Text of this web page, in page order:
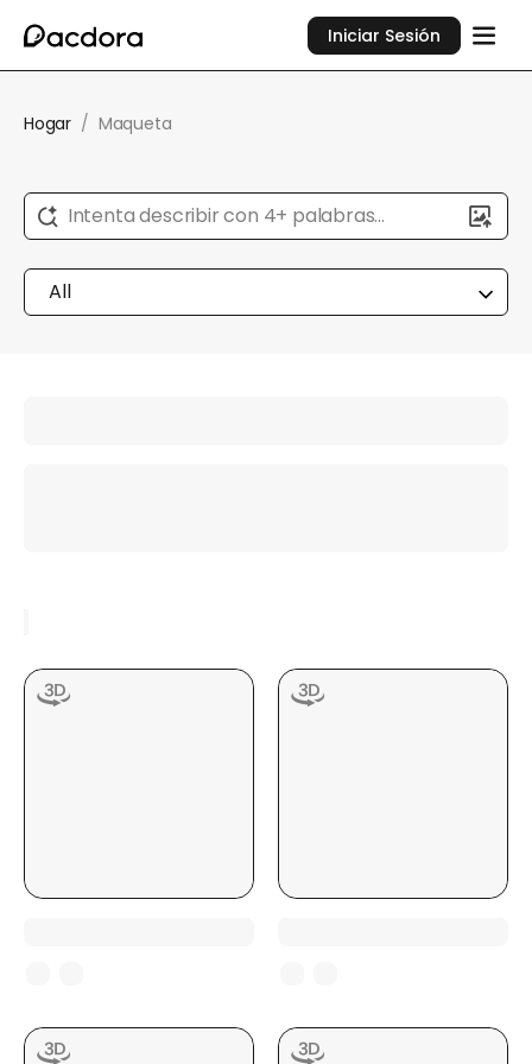
Iniciar Sesión
Hogar / Maqueta
Intenta describir con 4+ palabras...
All